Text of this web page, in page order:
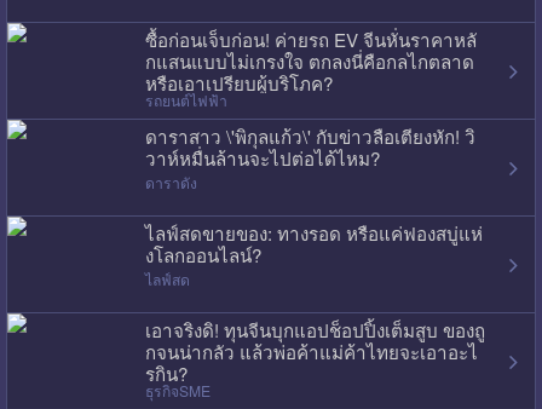
ซื้อก่อนเจ็บก่อน! ค่ายรถ EV จีนหั่นราคาหลั
กแสนแบบไม่เกรงใจ ตกลงนี่คือกลไกตลาด
หรือเอาเปรียบผู้บริโภค?
รถยนต์ไฟฟ้า
ดาราสาว \'พิกุลแก้ว\' กับข่าวลือเตียงหัก! วิ
วาห์หมื่นล้านจะไปต่อได้ไหม?
ดาราดัง
ไลฟ์สดขายของ: ทางรอด หรือแค่ฟองสบู่แห่
งโลกออนไลน์?
ไลฟ์สด
เอาจริงดิ! ทุนจีนบุกแอปช็อปปิ้งเต็มสูบ ของถู
กจนน่ากลัว แล้วพ่อค้าแม่ค้าไทยจะเอาอะไ
รกิน?
ธุรกิจSME